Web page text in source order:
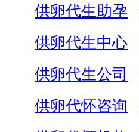
供卵代生助孕
供卵代生中心
供卵代生公司
供卵代怀咨询